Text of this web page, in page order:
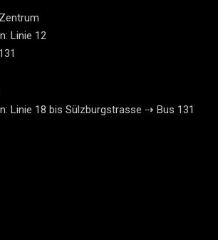
Linie 12
Linie 18 bis Sülzburgstrasse ⇢ Bus 131